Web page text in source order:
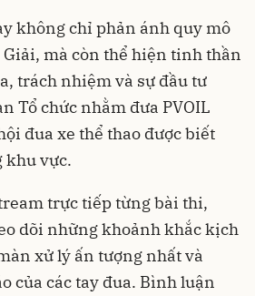
không chỉ phản ánh quy mô
Giải, mà còn thể hiện tinh thần
trách nhiệm và sự đầu tư
Tổ chức nhằm đưa PVOIL
đua xe thể thao được biết
khu vực.
trực tiếp từng bài thi,
dõi những khoảnh khắc kịch
xử lý ấn tượng nhất và
của các tay đua. Bình luận